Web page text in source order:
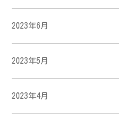
2023年6月
2023年5月
2023年4月